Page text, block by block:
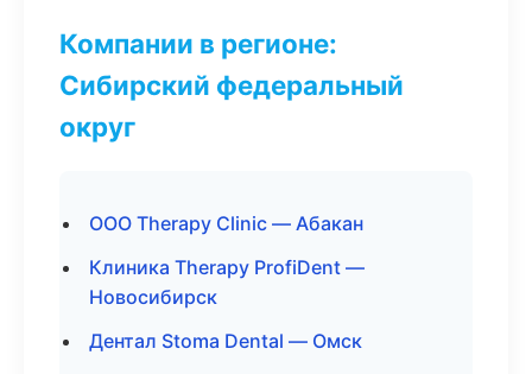
Компании в регионе:
Сибирский федеральный
округ
ООО Therapy Clinic — Абакан
Клиника Therapy ProfiDent —
Новосибирск
Дентал Stoma Dental — Омск